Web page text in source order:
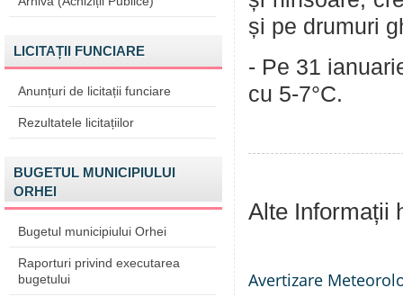
LICITAȚII FUNCIARE
Anunțuri de licitații funciare
Rezultatele licitațiilor
BUGETUL MUNICIPIULUI
ORHEI
Bugetul municipiului Orhei
Raporturi privind executarea
bugetului
și pe drumuri
- Pe 31
cu 5-7°C.
Alte Informații
Avertizare